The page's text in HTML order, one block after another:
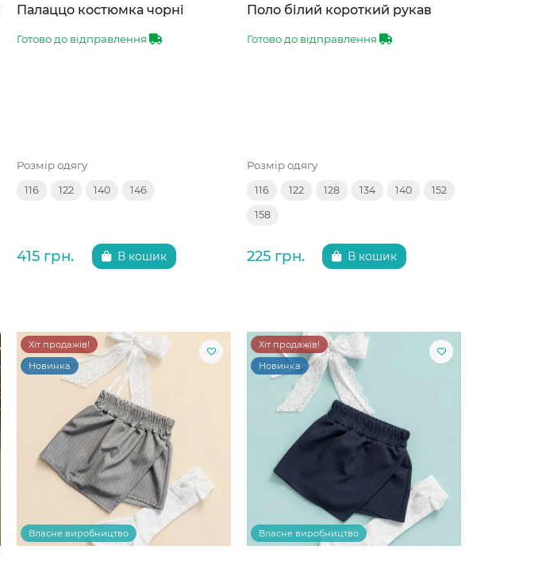
Палаццо костюмка чорні
Готово до відправлення
Розмір одягу
116 122 140 146
415 грн. В кошик
Поло білий короткий рукав
Готово до відправлення
Розмір одягу
116 122 128 134 140 152
158
225 грн. В кошик
Хіт продажів!
Новинка
Власне виробництво
Хіт продажів!
Новинка
Власне виробництво